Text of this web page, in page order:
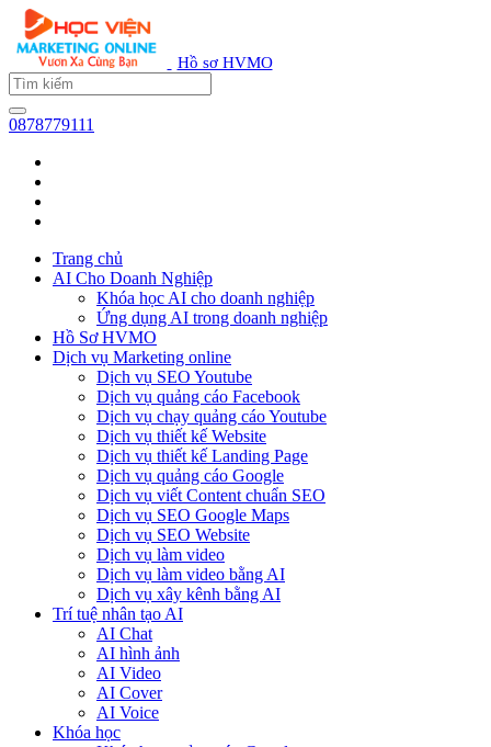
Hồ sơ HVMO
0878779111
Trang chủ
AI Cho Doanh Nghiệp
Khóa học AI cho doanh nghiệp
Ứng dụng AI trong doanh nghiệp
Hồ Sơ HVMO
Dịch vụ Marketing online
Dịch vụ SEO Youtube
Dịch vụ quảng cáo Facebook
Dịch vụ chạy quảng cáo Youtube
Dịch vụ thiết kế Website
Dịch vụ thiết kế Landing Page
Dịch vụ quảng cáo Google
Dịch vụ viết Content chuẩn SEO
Dịch vụ SEO Google Maps
Dịch vụ SEO Website
Dịch vụ làm video
Dịch vụ làm video bằng AI
Dịch vụ xây kênh bằng AI
Trí tuệ nhân tạo AI
AI Chat
AI hình ảnh
AI Video
AI Cover
AI Voice
Khóa học